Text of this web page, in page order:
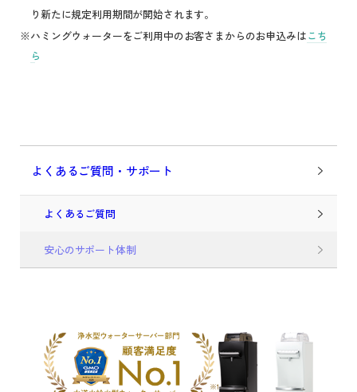
り新たに規定利用期間が開始されます。
ハミングウォーターをご利用中のお客さまからのお申込みはこち
ら
よくあるご質問・サポート
よくあるご質問
安心のサポート体制